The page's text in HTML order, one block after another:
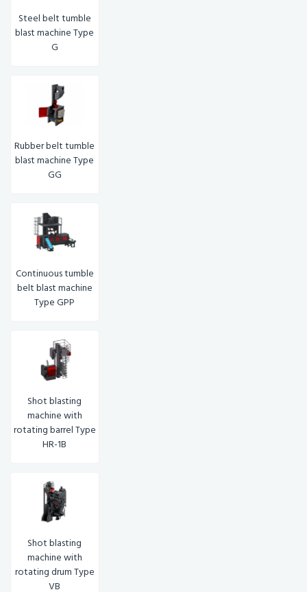
Steel belt tumble
blast machine Type
G
Rubber belt tumble
blast machine Type
GG
Continuous tumble
belt blast machine
Type GPP
Shot blasting
machine with
rotating barrel Type
HR-1B
Shot blasting
machine with
rotating drum Type
VB